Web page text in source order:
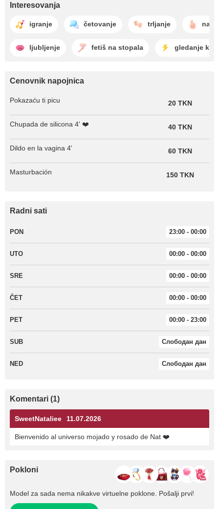
Interesovanja
igranje četovanje trljanje
ljubljenje fetiš na stopala gledanje
Cenovnik napojnica
Pokazaću ti picu 20 TKN
Chupada de silicona 4' ❤️ 40 TKN
Dildo en la vagina 4' 60 TKN
Masturbación 150 TKN
Radni sati
PON 23:00 - 00:00
UTO 00:00 - 00:00
SRE 00:00 - 00:00
ČET 00:00 - 00:00
PET 00:00 - 23:00
SUB Слободан дан
NED Слободан дан
Komentari (1)
SweetNataliee 11.07.2026
Bienvenido al universo mojado y rosado de Nat ❤️
Pokloni
Model za sada nema nikakve virtuelne poklone. Pošalji prvi!